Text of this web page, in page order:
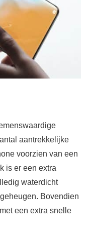
aantrekkelijke
voorzien van een
is er een extra
waterdicht
Bovendien
een extra snelle